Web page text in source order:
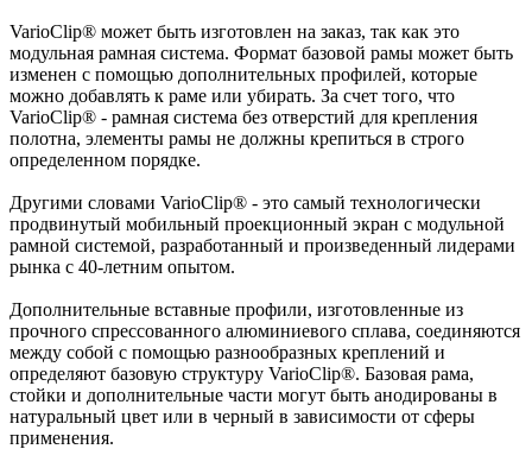
VarioClip® может быть изготовлен на заказ, так как это
модульная рамная система. Формат базовой рамы может быть
изменен с помощью дополнительных профилей, которые
можно добавлять к раме или убирать. За счет того, что
VarioClip® - рамная система без отверстий для крепления
полотна, элементы рамы не должны крепиться в строго
определенном порядке.
Другими словами VarioClip® - это самый технологически
продвинутый мобильный проекционный экран с модульной
рамной системой, разработанный и произведенный лидерами
рынка с 40-летним опытом.
Дополнительные вставные профили, изготовленные из
прочного спрессованного алюминиевого сплава, соединяются
между собой с помощью разнообразных креплений и
определяют базовую структуру VarioClip®. Базовая рама,
стойки и дополнительные части могут быть анодированы в
натуральный цвет или в черный в зависимости от сферы
применения.